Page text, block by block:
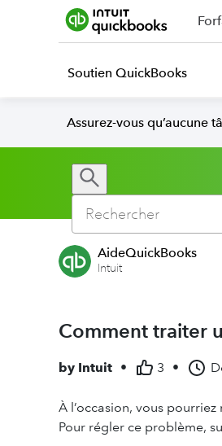
Soutien QuickBooks
Assurez-vous qu’aucune
AideQuickBooks
Intuit
Comment traiter
by Intuit • 3 •
À l’occasion, vous
Pour régler ce problème,